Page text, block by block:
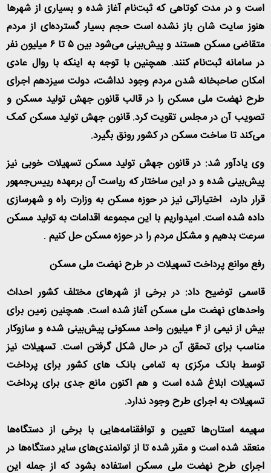
است و در مدت کوتاهی که ثبت‌نام آغاز شده و بسیاری از شهرها
هنوز سایت شان باز نشده است حجم بسیار گسترده‌ای از مردم
متقاضی مسکن هستند و پیش‌بینی می‌شود بین ۵ تا ۶ میلیون نفر
در سامانه ثبت‌نام کنند. همچنین با توجه به اینکه با روال عادی
امکان صاحبخانه شدن مردم وجود نداشت، دولت سیزدهم اجرای
طرح نهضت ملی مسکن را در قالب قانون جهش تولید مسکن و
تصویب آن در مجلس تقویت کرد. قانون جهش تولید مسکن کمک
می‌کند تا ساخت مسکن در کشور رونق بگیرد.
وی یادآور شد: در قانون جهش تولید مسکن تسهیلات خوبی نیز
پیش‌بینی شده و در این ساختار که ریاست آن برعهده رییس‌جمهور
قرار دارد، اختیاراتی نیز در حوزه مسکن به وزارت راه و شهرسازی
داده شده است. امیدواریم با این مجموعه اقدامات به تولید مسکن
سرعت بدهیم و مشکل مردم را در حوزه مسکن حل کنیم .
رفع موانع پرداخت تسهیلات در طرح نهضت ملی مسکن
قاسمی توضیح داد: در برخی از شهرهای مختلف کشور احداث
واحدهای نهضت ملی مسکن آغاز شده است. همچنین زمین برای
بیش از نیمی از ۴ میلیون واحد مسکونی پیش‌بینی شده و سازوکار
مناسب برای تحقق آن در حال شکل گرفتن است. تسهیلات نیز
توسط بانک مرکزی به تمامی بانک های کشور برای پرداخت
تسهیلات ابلاغ شده است و هم اکنون مانع جدی برای پرداخت
تسهیلات به اجرای طرح وجود ندارد.
سهیمه استان‌ها تعیین و توافقنامه‌هایی با برخی از دستگاه‌ها
منعقد شده است و مقرر شده تا از توانمندی‌های سایر دستگاه‌ها در
اجرای طرح نهضت ملی مسکن استفاده بشود که از جمله این